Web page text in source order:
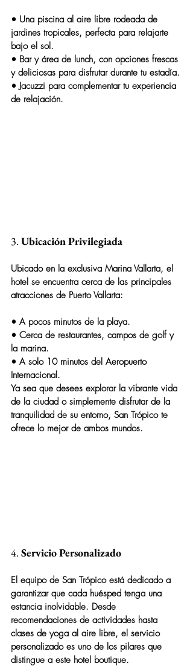
• Una piscina al aire libre rodeada de
jardines tropicales, perfecta para relajarte
bajo el sol.
• Bar y área de lunch, con opciones frescas
y deliciosas para disfrutar durante tu estadía.
• Jacuzzi para complementar tu experiencia
de relajación.
3. Ubicación Privilegiada
Ubicado en la exclusiva Marina Vallarta, el
hotel se encuentra cerca de las principales
atracciones de Puerto Vallarta:
• A pocos minutos de la playa.
• Cerca de restaurantes, campos de golf y
la marina.
• A solo 10 minutos del Aeropuerto
Internacional.
Ya sea que desees explorar la vibrante vida
de la ciudad o simplemente disfrutar de la
tranquilidad de su entorno, San Trópico te
ofrece lo mejor de ambos mundos.
4. Servicio Personalizado
El equipo de San Trópico está dedicado a
garantizar que cada huésped tenga una
estancia inolvidable. Desde
recomendaciones de actividades hasta
clases de yoga al aire libre, el servicio
personalizado es uno de los pilares que
distingue a este hotel boutique.